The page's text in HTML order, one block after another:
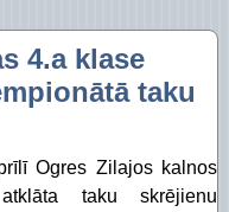
4.a klase
taku
Ogres Zilajos kalnos
taku skrējienu